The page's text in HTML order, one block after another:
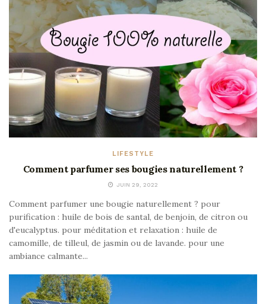
LIFESTYLE
Comment parfumer ses bougies naturellement ?
JUIN 29, 2022
Comment parfumer une bougie naturellement ? pour
purification : huile de bois de santal, de benjoin, de citron ou
d'eucalyptus. pour méditation et relaxation : huile de
camomille, de tilleul, de jasmin ou de lavande. pour une
ambiance calmante...